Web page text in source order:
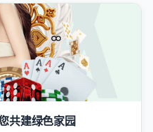
共建绿色家园